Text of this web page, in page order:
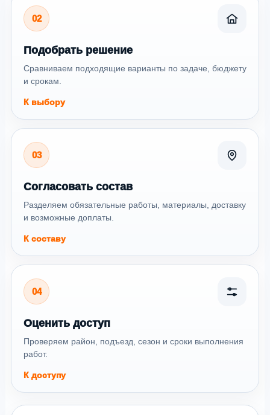
02
Подобрать решение
Сравниваем подходящие варианты по задаче, бюджету
и срокам.
К выбору
03
Согласовать состав
Разделяем обязательные работы, материалы, доставку
и возможные доплаты.
К составу
04
Оценить доступ
Проверяем район, подъезд, сезон и сроки выполнения
работ.
К доступу